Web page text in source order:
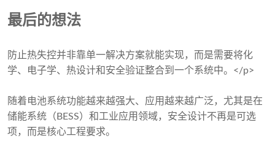
最后的想法
防止热失控并非靠单一解决方案就能实现，而是需要将化
学、电子学、热设计和安全验证整合到一个系统中。</p>
随着电池系统功能越来越强大、应用越来越广泛，尤其是在
储能系统（BESS）和工业应用领域，安全设计不再是可选
项，而是核心工程要求。